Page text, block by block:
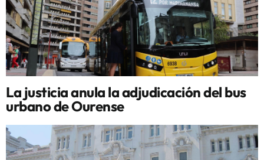
La justicia anula la adjudicación del bus
urbano de Ourense